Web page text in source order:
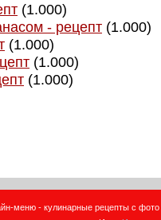
(1.000)
- рецепт (1.000)
(1.000)
(1.000)
(1.000)
меню - кулинарные рецепты с фото